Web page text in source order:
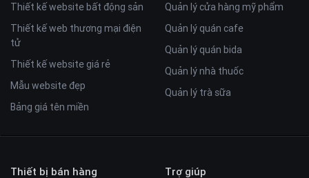
Thiết kế website bất động sản
Thiết kế web thương mại điện
tử
Thiết kế website giá rẻ
Mẫu website đẹp
Bảng giá tên miền
Quản lý cửa hàng mỹ phẩm
Quản lý quán cafe
Quản lý quán bida
Quản lý nhà thuốc
Quản lý trà sữa
Thiết bị bán hàng Trợ giúp